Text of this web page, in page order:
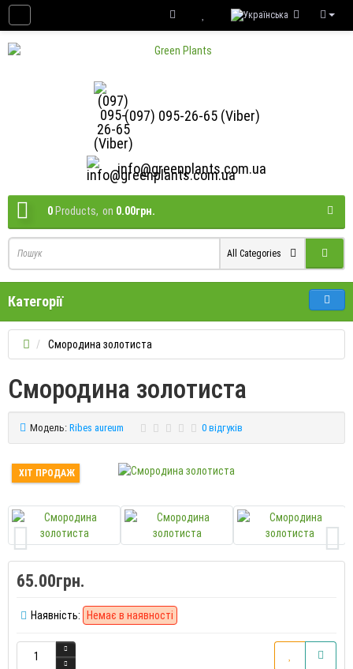
(097) 095-26-65 (Viber)
info@greenplants.com.ua
0 Products, on 0.00грн.
All Categories
Категорії
Смородина золотиста
Смородина золотиста
Модель: Ribes aureum 0 відгуків
ХІТ ПРОДАЖ
65.00грн.
Наявність: Немає в наявності